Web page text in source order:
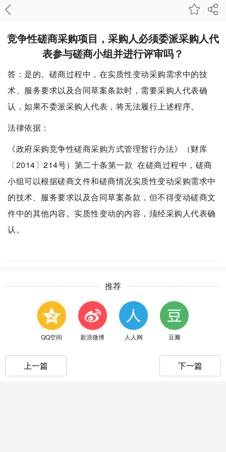
竞争性磋商采购项目，采购人必须委派采购人代
表参与磋商小组并进行评审吗？
答：是的。磋商过程中，在实质性变动采购需求中的技
术、服务要求以及合同草案条款时，需要采购人代表确
认，如果不委派采购人代表，将无法履行上述程序。
法律依据：
《政府采购竞争性磋商采购方式管理暂行办法》（财库
〔2014〕214号）第二十条第一款 在磋商过程中，磋商
小组可以根据磋商文件和磋商情况实质性变动采购需求中
的技术、服务要求以及合同草案条款，但不得变动磋商文
件中的其他内容。实质性变动的内容，须经采购人代表确
认。
推荐
QQ空间 新浪微博 人人网 豆瓣
上一篇 下一篇